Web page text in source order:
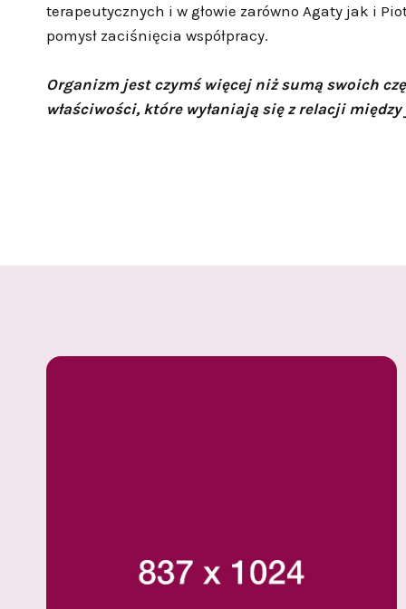
terapeutycznych i w głowie zarówno Agaty jak i
pomysł zaciśnięcia współpracy.
Organizm jest czymś więcej niż sumą swoich
właściwości, które wyłaniają się z relacji